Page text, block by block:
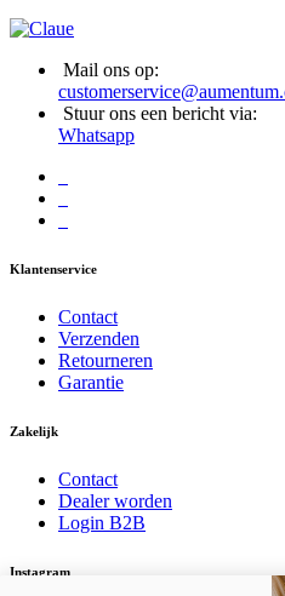
Mail ons op:
Stuur ons een bericht via:
Whatsapp
Klantenservice
Contact
Verzenden
Retourneren
Garantie
Zakelijk
Contact
Dealer worden
Login B2B
Instagram